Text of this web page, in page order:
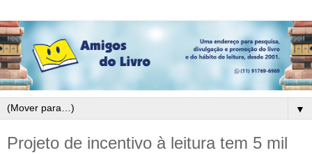
▼
Projeto de incentivo à leitura tem 5 mil